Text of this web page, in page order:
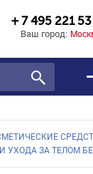
+ 7 495 221
Ваш город:
ЗА ТЕЛОМ